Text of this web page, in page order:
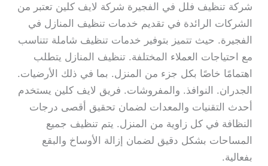
شركة تنظيف فلل في الفجيرة شركة لايف كلين تعتبر من
الشركات الرائدة في تقديم خدمات تنظيف المنازل في
الفجيرة. حيث تتميز بتوفير خدمات تنظيف شاملة تتناسب
مع احتياجات العملاء المختلفة. تنظيف المنازل يتطلب
اهتمامًا خاصًا بكل جزء من المنزل. بما في ذلك الأرضيات.
الجدران. النوافذ. والمفروشات. فريق لايف كلين يستخدم
أحدث التقنيات والمعدات لضمان تحقيق أقصى درجات
النظافة في كل زاوية من المنزل. يتم تنظيف جميع
المساحات بشكل دقيق لضمان إزالة الأوساخ والبقع
بفعالية.